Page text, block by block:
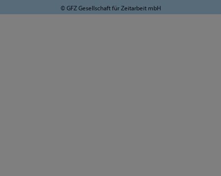
© GFZ Gesellschaft für Zeitarbeit mbH